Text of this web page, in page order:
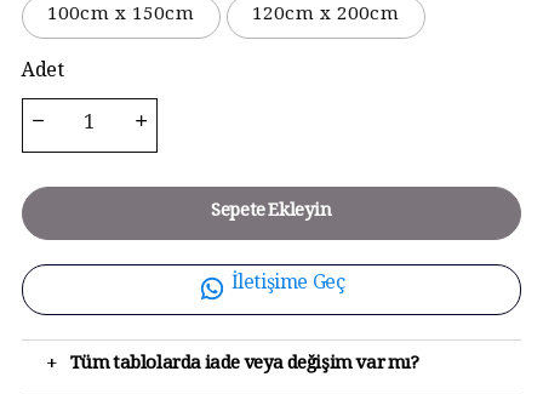
100cm x 150cm
120cm x 200cm
Adet
Sepete Ekleyin
İletişime Geç
+ Tüm tablolarda iade veya değişim var mı?